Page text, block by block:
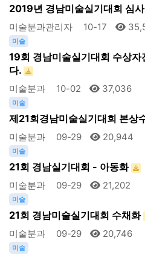
2019년 경남미술실기대회 심
미술분과관리자 10-17
미술
19회 경남미술실기대회 수상
다.
미술분과 10-02 37,036
미술
제21회경남미술실기대회 본상
미술분과 09-29 20,944
미술
21회 경남실기대회 - 아동화
미술분과 09-29 21,202
미술
21회 경남미술실기대회 수채화
미술분과 09-29 20,746
미술